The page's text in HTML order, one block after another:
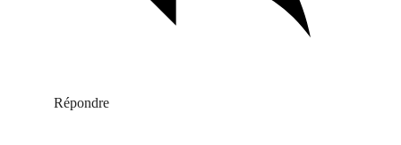
Répondre